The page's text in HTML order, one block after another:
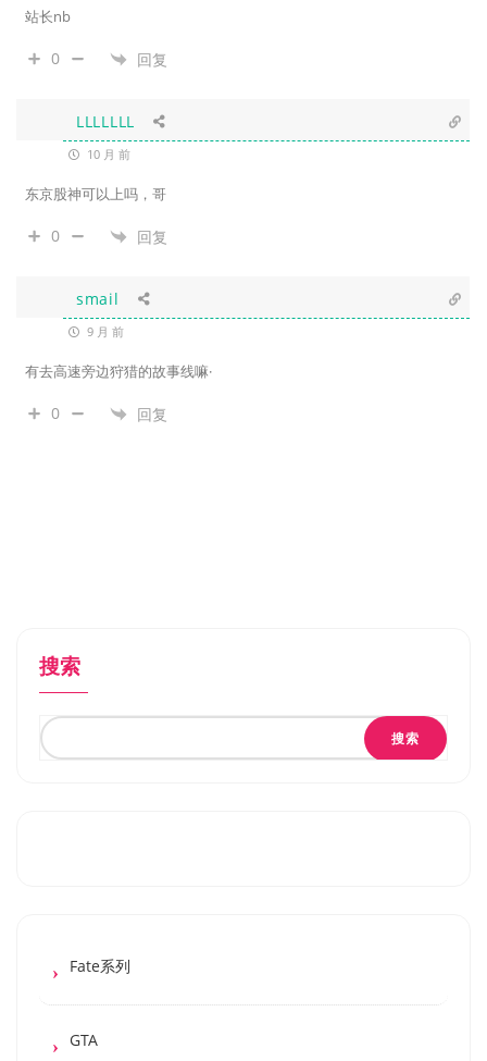
站长nb
0 回复
LLLLLLL
10 月 前
东京股神可以上吗，哥
0 回复
smail
9 月 前
有去高速旁边狩猎的故事线嘛·
0 回复
搜索
搜索
Fate系列
GTA